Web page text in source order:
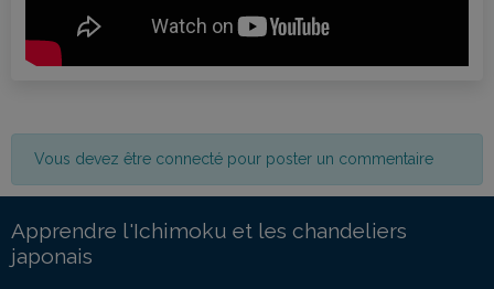
Vous devez être connecté pour poster un commentaire
Apprendre l'Ichimoku et les chandeliers
japonais